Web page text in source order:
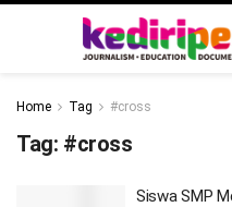
Home Tag #cross
Tag: #cross
Siswa SMP